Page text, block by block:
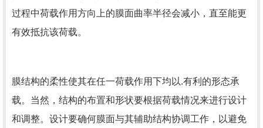
过程中荷载作用方向上的膜面曲率半径会减小，直至能更
有效抵抗该荷载。
膜结构的柔性使其在任一荷载作用下均以.有利的形态承
载。当然，结构的布置和形状要根据荷载情况来进行设计
和调整。设计要确何膜面与其辅助结构协调工作，以避免